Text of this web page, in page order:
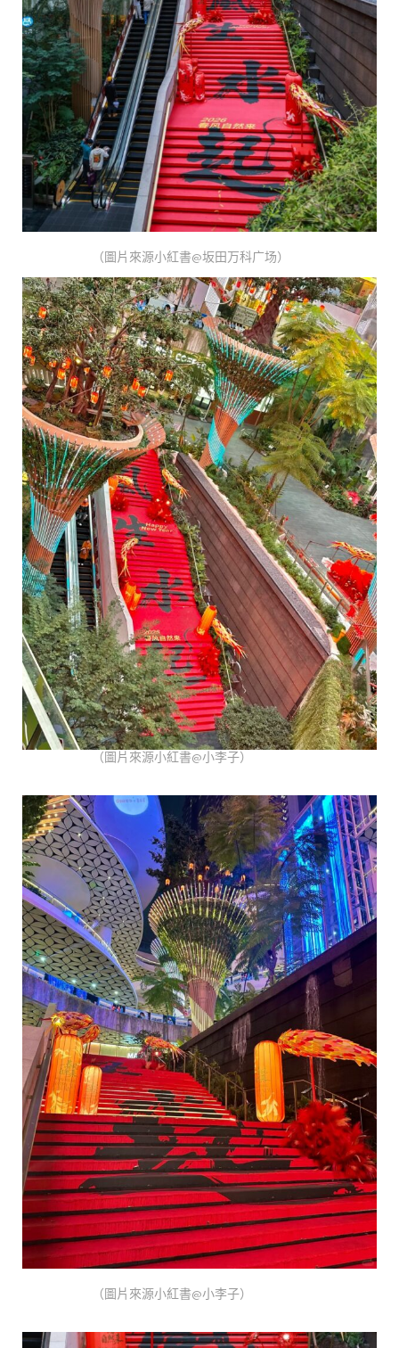
（圖片來源小紅書@坂田万科广场）
（圖片來源小紅書@小李子）
（圖片來源小紅書@小李子）